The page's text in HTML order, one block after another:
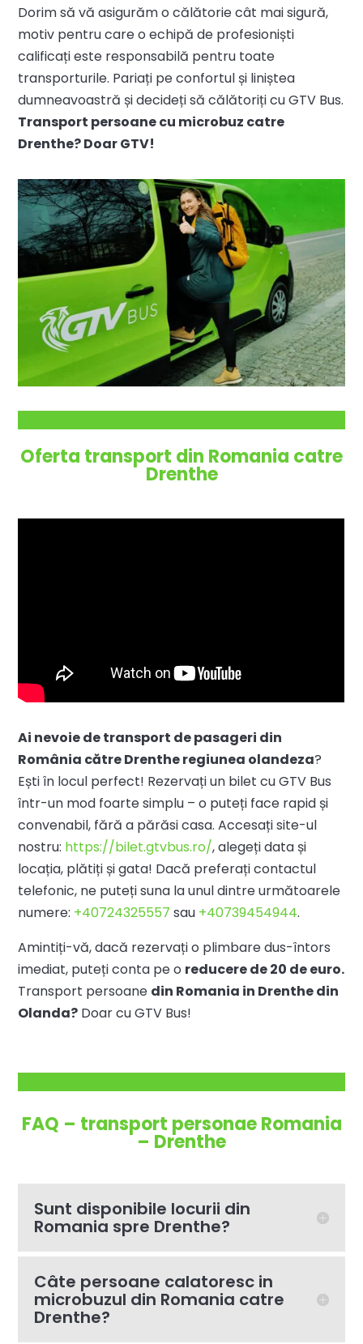
Dorim să vă asigurăm o călătorie cât mai sigură,
motiv pentru care o echipă de profesioniști
calificați este responsabilă pentru toate
transporturile. Pariați pe confortul și liniștea
dumneavoastră și decideți să călătoriți cu GTV Bus.
Transport persoane cu microbuz catre
Drenthe? Doar GTV!
Oferta transport din Romania catre
Drenthe
Ai nevoie de transport de pasageri din
România către Drenthe regiunea olandeza?
Ești în locul perfect! Rezervați un bilet cu GTV Bus
într-un mod foarte simplu – o puteți face rapid și
convenabil, fără a părăsi casa. Accesați site-ul
nostru: https://bilet.gtvbus.ro/, alegeți data și
locația, plătiți și gata! Dacă preferați contactul
telefonic, ne puteți suna la unul dintre următoarele
numere: +40724325557 sau +40739454944.
Amintiți-vă, dacă rezervați o plimbare dus-întors
imediat, puteți conta pe o reducere de 20 de euro.
Transport persoane din Romania in Drenthe din
Olanda? Doar cu GTV Bus!
FAQ – transport personae Romania
– Drenthe
Sunt disponibile locurii din
Romania spre Drenthe?
Câte persoane calatoresc in
microbuzul din Romania catre
Drenthe?